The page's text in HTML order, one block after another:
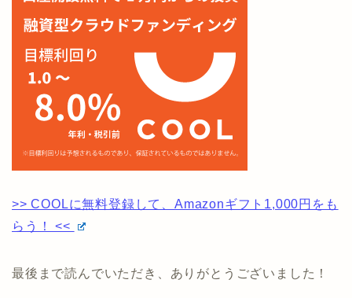
>> COOLに無料登録して、Amazonギフト1,000円をも
らう！ <<
最後まで読んでいただき、ありがとうございました！